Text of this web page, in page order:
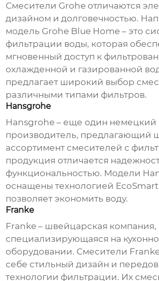
Смесители Grohe отличаются
дизайном и долговечностью.
модель Grohe Blue Home – это
фильтрации воды, которая
мгновенный доступ к
охлажденной и газированной
предлагает широкий выбор
различными типами фильтров.
Hansgrohe
Hansgrohe – еще один немецкий
производитель, предлагающий
ассортимент смесителей с
продукция отличается
функциональностью. Модели
оснащены технологией
позволяет экономить воду.
Franke
Franke – швейцарская компания,
специализирующаяся на
оборудовании. Смесители
себе стильный дизайн и
технологии фильтрации. Их